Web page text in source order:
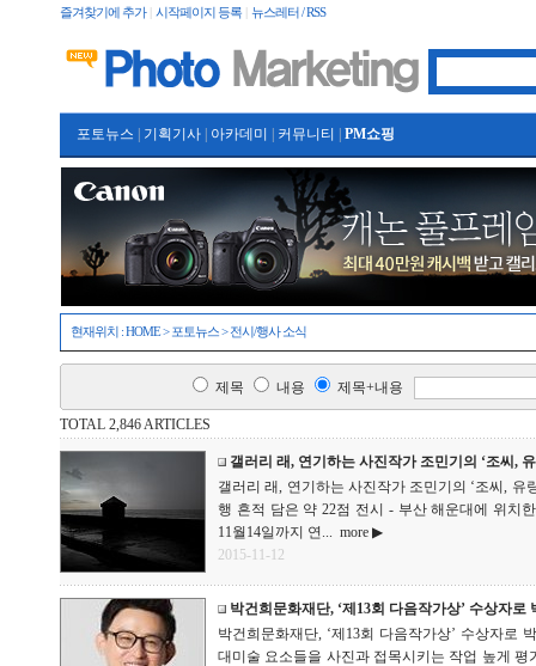
즐겨찾기에 추가| 시작페이지 등록 뉴스레터 / RSS
포토뉴스 기획기사 아카데미 커뮤니티 PM쇼핑
현재위치 :HOME>포토뉴스>전시/행사 소식
제목 내용 제목+내용
TOTAL 2,846 ARTICLES
갤러리 래, 연기하는 사진작가 조민기의 ‘조씨,
갤러리 래, 연기하는 사진작가 조민기의 ‘조씨, 유
행 흔적 담은 약 22점 전시 - 부산 해운대에 위치
11월14일까지 연... more ▶
2015-11-12
박건희문화재단, ‘제13회 다음작가상’ 수상자
박건희문화재단, ‘제13회 다음작가상’ 수상자로
대미술 요소들을 사진과 접목시키는 작업 높게 평